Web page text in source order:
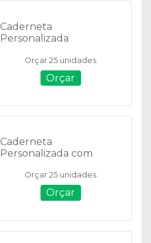
Caderneta
Personalizada
Fecho - 18519
Orçar 25 unidades
Orçar
Caderneta
Personalizada com
Orçar 25 unidades
Orçar